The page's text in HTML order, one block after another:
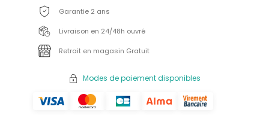
Garantie 2 ans
Livraison en 24/48h ouvré
Retrait en magasin Gratuit
Modes de paiement disponibles